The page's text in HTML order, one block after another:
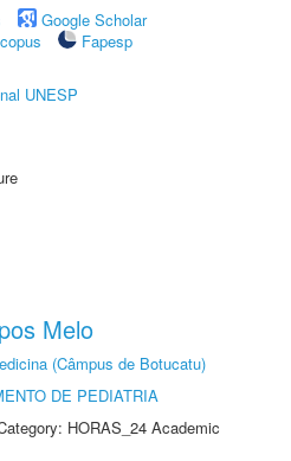
Google Scholar
Fapesp
UNESP
Melo
(Câmpus de Botucatu)
DE PEDIATRIA
HORAS_24 Academic